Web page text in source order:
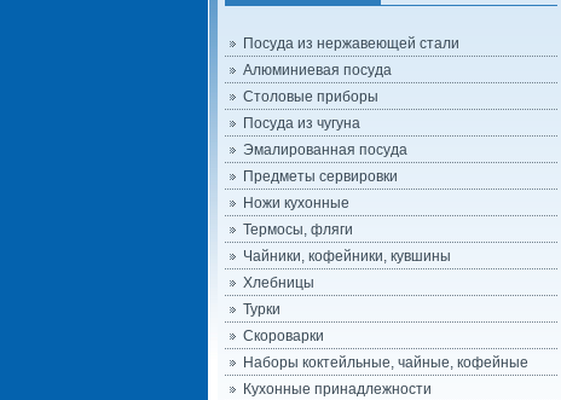
Посуда из нержавеющей стали
Алюминиевая посуда
Столовые приборы
Посуда из чугуна
Эмалированная посуда
Предметы сервировки
Ножи кухонные
Термосы, фляги
Чайники, кофейники, кувшины
Хлебницы
Турки
Скороварки
Наборы коктейльные, чайные, кофейные
Кухонные принадлежности